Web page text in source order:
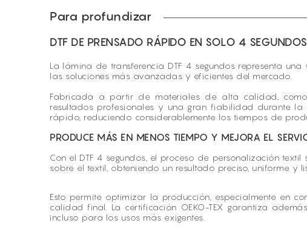
Para profundizar
DTF DE PRENSADO RÁPIDO EN SOLO 4
La lámina de transferencia DTF 4 segundos representa
las soluciones más avanzadas y eficientes del mercado.
Fabricada a partir de materiales de alta calidad, como
resultados profesionales y una gran fiabilidad durante
rápido, reduciendo considerablemente los tiempos de
PRODUCE MÁS EN MENOS TIEMPO Y MEJORA EL
Con el DTF 4 segundos, el proceso de personalización
sobre el textil, obteniendo un resultado preciso, uniforme y
Esto permite optimizar la producción, especialmente en
calidad final. La certificación OEKO-TEX garantiza
incluso para los usos más exigentes.